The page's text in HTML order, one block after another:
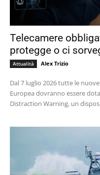
Telecamere
protegge o ci
Attualità Alex Trizio
Dal 7 luglio 2026 tutte le
Europea dovranno essere
Distraction Warning, un